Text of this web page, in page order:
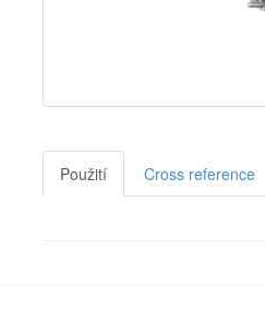
Použití Cross reference